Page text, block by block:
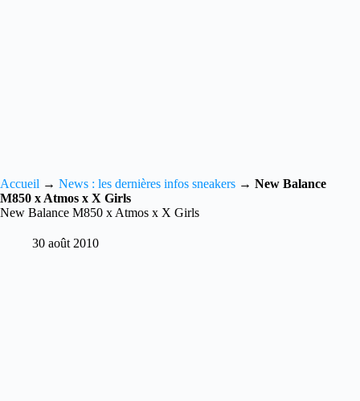
Accueil → News : les dernières infos sneakers → New Balance
M850 x Atmos x X Girls
New Balance M850 x Atmos x X Girls
30 août 2010